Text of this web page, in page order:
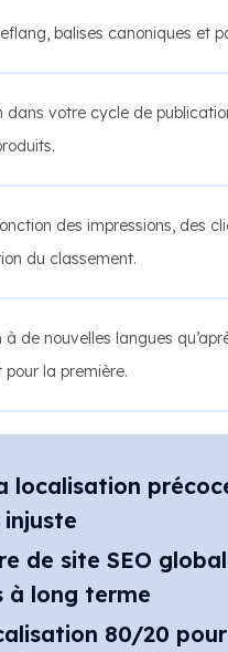
balises canoniques et
dans votre cycle de
des impressions, des
du classement.
à de nouvelles langues
la première.
localisation
de site SEO
à long terme
80/20